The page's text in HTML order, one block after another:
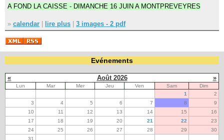
A FOND LA CAISSE - DIMANCHE 16 JUIN A MONTPREVEYRES
» calendar | lire plus | 3 images - 2 pdf
Evénements
« Août 2026 »
Lun Mar Mer Jeu Ven Sam
Dim
1
2
3
4 5 6 7 8
9
10
11 12 13 14 15
16
17
18 19 20 21 22
23
24
25 26 27 28 29
30
31